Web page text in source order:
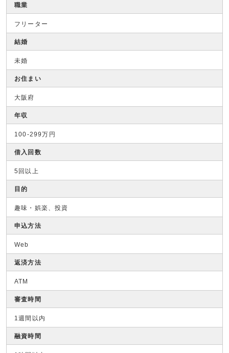
職業
フリーター
結婚
未婚
お住まい
大阪府
年収
100-299万円
借入回数
5回以上
目的
趣味・娯楽、投資
申込方法
Web
返済方法
ATM
審査時間
1週間以内
融資時間